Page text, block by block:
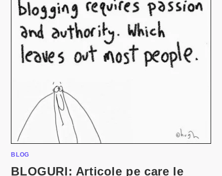
–
9
NOIEMBRIE
2014
BLOG
BLOGURI: Articole pe care le